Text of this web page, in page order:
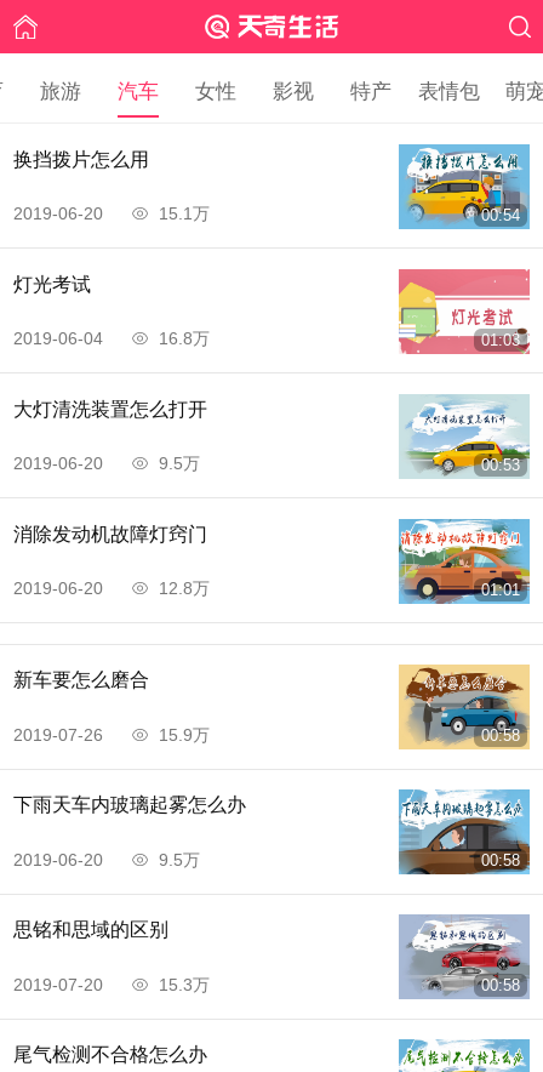
旅游 汽车 女性 影视 特产 表情包 萌
00:54
换挡拨片怎么用
2019-06-20 15.1万
01:03
灯光考试
2019-06-04 16.8万
00:53
大灯清洗装置怎么打开
2019-06-20 9.5万
01:01
消除发动机故障灯窍门
2019-06-20 12.8万
00:58
新车要怎么磨合
2019-07-26 15.9万
00:58
下雨天车内玻璃起雾怎么办
2019-06-20 9.5万
00:58
思铭和思域的区别
2019-07-20 15.3万
尾气检测不合格怎么办